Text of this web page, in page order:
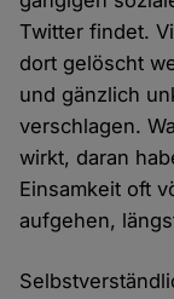
Twitter findet.
dort gelöscht
und gänzlich
verschlagen.
wirkt, daran
Einsamkeit oft
aufgehen,